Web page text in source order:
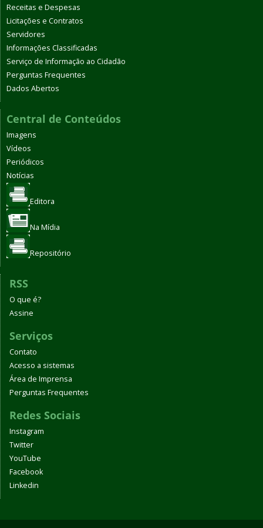
Receitas e Despesas
Licitações e Contratos
Servidores
Informações Classificadas
Serviço de Informação ao Cidadão
Perguntas Frequentes
Dados Abertos
Central de Conteúdos
Imagens
Vídeos
Periódicos
Notícias
Editora
Na Mídia
Repositório
RSS
O que é?
Assine
Serviços
Contato
Acesso a sistemas
Área de Imprensa
Perguntas Frequentes
Redes Sociais
Instagram
Twitter
YouTube
Facebook
Linkedin